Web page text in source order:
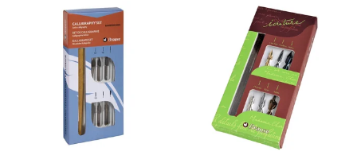
Prix 24,72€